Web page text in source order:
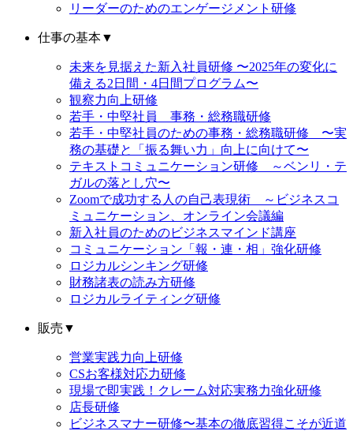
リーダーのためのエンゲージメント研修
仕事の基本▼
未来を見据えた新入社員研修 〜2025年の変化に
備える2日間・4日間プログラム〜
観察力向上研修
若手・中堅社員 事務・総務職研修
若手・中堅社員のための事務・総務職研修 〜実
務の基礎と「振る舞い力」向上に向けて〜
テキストコミュニケーション研修 ～ベンリ・テ
ガルの落とし穴〜
Zoomで成功する人の自己表現術 ～ビジネスコ
ミュニケーション、オンライン会議編
新入社員のためのビジネスマインド講座
コミュニケーション「報・連・相」強化研修
ロジカルシンキング研修
財務諸表の読み方研修
ロジカルライティング研修
販売 ▼
営業実践力向上研修
CSお客様対応力研修
現場で即実践！クレーム対応実務力強化研修
店長研修
ビジネスマナー研修〜基本の徹底習得こそが近道